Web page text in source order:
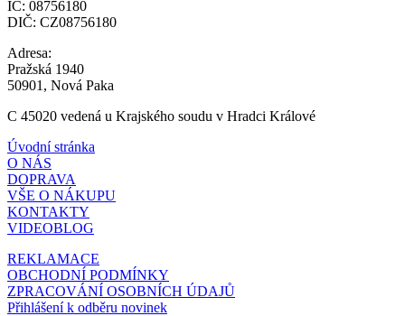
IČ: 08756180
DIČ: CZ08756180
Adresa:
Pražská 1940
50901, Nová Paka
C 45020 vedená u Krajského soudu v Hradci Králové
Úvodní stránka
O NÁS
DOPRAVA
VŠE O NÁKUPU
KONTAKTY
VIDEOBLOG
REKLAMACE
OBCHODNÍ PODMÍNKY
ZPRACOVÁNÍ OSOBNÍCH ÚDAJŮ
Přihlášení k odběru novinek